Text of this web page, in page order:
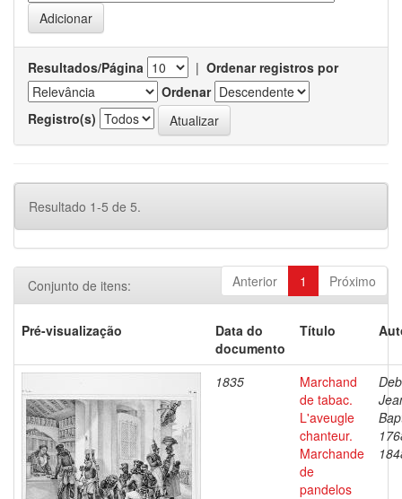
Resultados/Página | Ordenar registros por
Ordenar
Registro(s)
Resultado 1-5 de 5.
Anterior 1 Próximo
Conjunto de itens:
Pré-visualização
Data do
documento
Título
1835
Marchand
de tabac.
L'aveugle
chanteur.
Marchande
de
pandelos